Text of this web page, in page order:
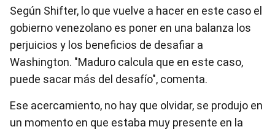
Según Shifter, lo que vuelve a hacer en este caso el
gobierno venezolano es poner en una balanza los
perjuicios y los beneficios de desafiar a
Washington. "Maduro calcula que en este caso,
puede sacar más del desafío", comenta.
Ese acercamiento, no hay que olvidar, se produjo en
un momento en que estaba muy presente en la